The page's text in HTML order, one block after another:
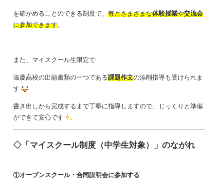
を確かめることのできる制度で、 毎月さまざまな体験授業や交流会
に参加できます。
また、マイスクール生限定で
滋慶高校の出願書類の一つである課題作文の添削指導も受けられま
す
書き出しから完成するまで丁寧に指導しますので、じっくりと準備
ができて安心です
◇「マイスクール制度（中学生対象）」のながれ
①オープンスクール・合同説明会に参加する